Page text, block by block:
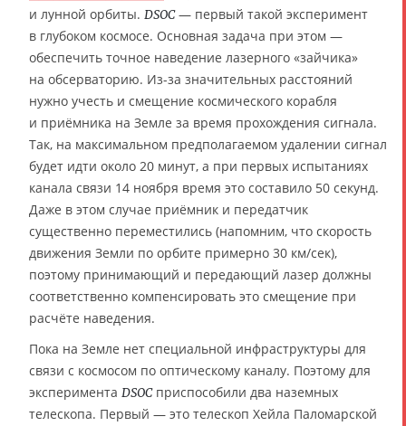
и лунной орбиты. DSOC— первый такой эксперимент
в глубоком космосе. Основная задача при этом —
обеспечить точное наведение лазерного «зайчика»
на обсерваторию. Из-за значительных расстояний
нужно учесть и смещение космического корабля
и приёмника на Земле за время прохождения сигнала.
Так, на максимальном предполагаемом удалении сигнал
будет идти около 20 минут, а при первых испытаниях
канала связи 14 ноября время это составило 50 секунд.
Даже в этом случае приёмник и передатчик
существенно переместились (напомним, что скорость
движения Земли по орбите примерно 30 км/сек),
поэтому принимающий и передающий лазер должны
соответственно компенсировать это смещение при
расчёте наведения.
Пока на Земле нет специальной инфраструктуры для
связи с космосом по оптическому каналу. Поэтому для
эксперимента DSOCприспособили два наземных
телескопа. Первый — это телескоп Хейла Паломарской